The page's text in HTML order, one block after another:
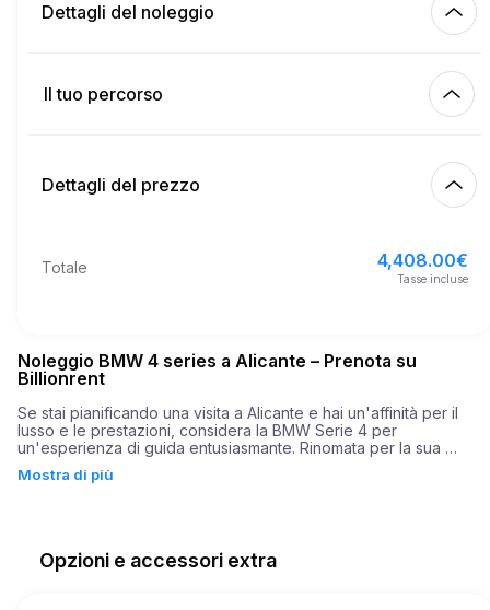
Dettagli del noleggio
450.00
21
3,500.00 €
Il tuo percorso
Fine
Dettagli del prezzo
Totale 4,408.00€
Tasse incluse
Noleggio BMW 4 series a Alicante – Prenota su
Billionrent
Se stai pianificando una visita a Alicante e hai un'affinità per il
lusso e le prestazioni, considera la BMW Serie 4 per
un'esperienza di guida entusiasmante. Rinomata per la sua
scelta eccezionale per coloro che apprezzano un'auto che offre
La BMW Serie 4 è dotata di un motore robusto che vanta
Mostra di più
Opzioni e accessori extra